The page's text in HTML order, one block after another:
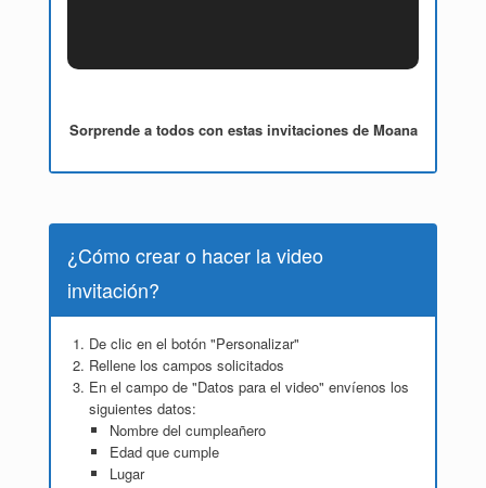
Sorprende a todos con estas invitaciones de Moana
¿Cómo crear o hacer la video
invitación?
De clic en el botón "Personalizar"
Rellene los campos solicitados
En el campo de "Datos para el video" envíenos los
siguientes datos:
Nombre del cumpleañero
Edad que cumple
Lugar